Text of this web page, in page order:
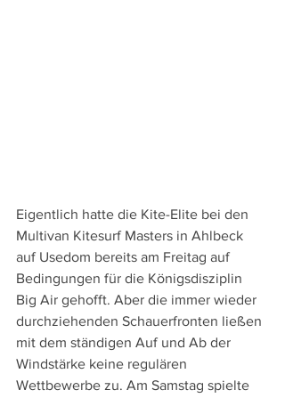
Eigentlich hatte die Kite-Elite bei den
Multivan Kitesurf Masters in Ahlbeck
auf Usedom bereits am Freitag auf
Bedingungen für die Königsdisziplin
Big Air gehofft. Aber die immer wieder
durchziehenden Schauerfronten ließen
mit dem ständigen Auf und Ab der
Windstärke keine regulären
Wettbewerbe zu. Am Samstag spielte